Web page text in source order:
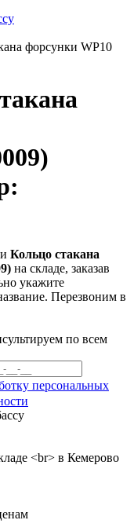
форсунки WP10
Кольцо стакана
на складе, заказав
укажите
Перезвоним в
по всем
персональных